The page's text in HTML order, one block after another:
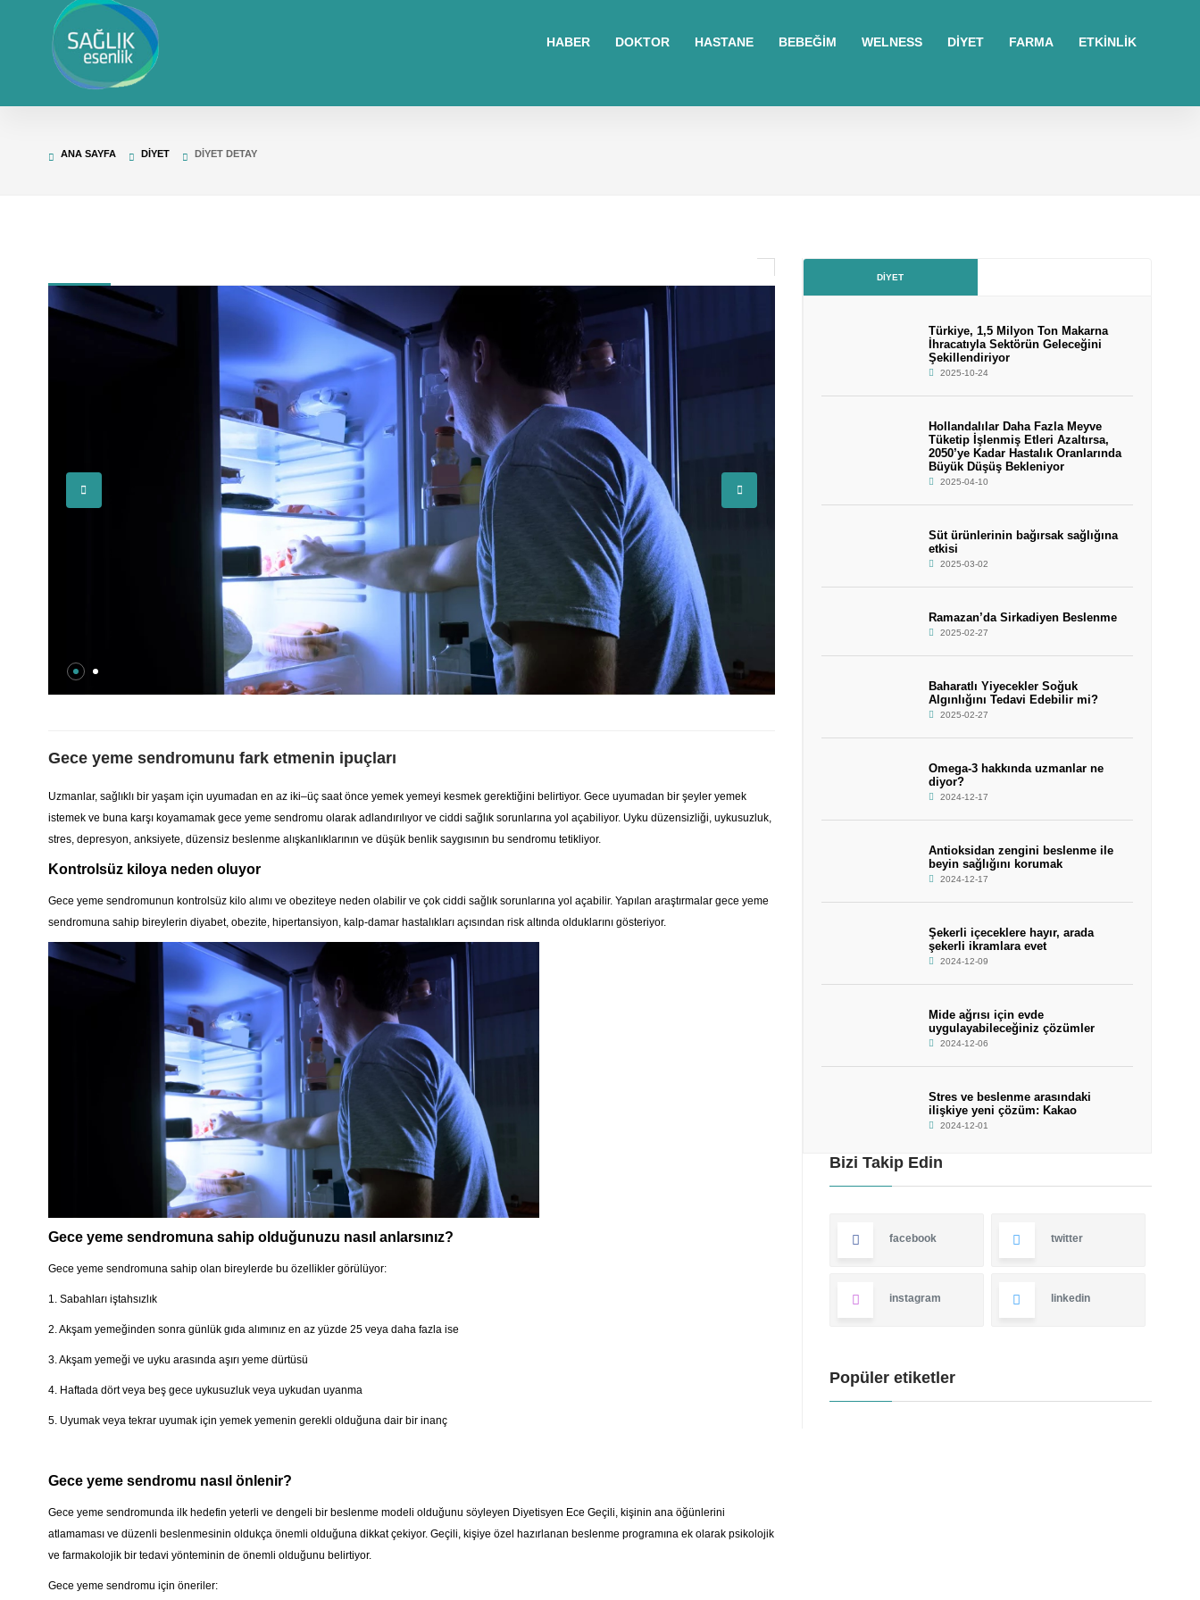
HABER DOKTOR HASTANE BEBEĞİM WELNESS DİYET FARMA ETKİNLİK
ANA SAYFA DIYET DIYET DETAY
Gece yeme sendromunu fark etmenin ipuçları
Uzmanlar, sağlıklı bir yaşam için uyumadan en az iki–üç saat önce yemek yemeyi kesmek gerektiğini belirtiyor. Gece uyumadan bir şeyler yemek
istemek ve buna karşı koyamamak gece yeme sendromu olarak adlandırılıyor ve ciddi sağlık sorunlarına yol açabiliyor. Uyku düzensizliği, uykusuzluk,
stres, depresyon, anksiyete, düzensiz beslenme alışkanlıklarının ve düşük benlik saygısının bu sendromu tetikliyor.
Kontrolsüz kiloya neden oluyor
Gece yeme sendromunun kontrolsüz kilo alımı ve obeziteye neden olabilir ve çok ciddi sağlık sorunlarına yol açabilir. Yapılan araştırmalar gece yeme
sendromuna sahip bireylerin diyabet, obezite, hipertansiyon, kalp-damar hastalıkları açısından risk altında olduklarını gösteriyor.
Gece yeme sendromuna sahip olduğunuzu nasıl anlarsınız?
Gece yeme sendromuna sahip olan bireylerde bu özellikler görülüyor:
1. Sabahları iştahsızlık
2. Akşam yemeğinden sonra günlük gıda alımınız en az yüzde 25 veya daha fazla ise
3. Akşam yemeği ve uyku arasında aşırı yeme dürtüsü
4. Haftada dört veya beş gece uykusuzluk veya uykudan uyanma
5. Uyumak veya tekrar uyumak için yemek yemenin gerekli olduğuna dair bir inanç
Gece yeme sendromu nasıl önlenir?
Gece yeme sendromunda ilk hedefin yeterli ve dengeli bir beslenme modeli olduğunu söyleyen Diyetisyen Ece Geçili, kişinin ana öğünlerini
atlamaması ve düzenli beslenmesinin oldukça önemli olduğuna dikkat çekiyor. Geçili, kişiye özel hazırlanan beslenme programına ek olarak psikolojik
ve farmakolojik bir tedavi yönteminin de önemli olduğunu belirtiyor.
Gece yeme sendromu için öneriler:
DIYET
Türkiye, 1,5 Milyon Ton Makarna
İhracatıyla Sektörün Geleceğini
Şekillendiriyor
2025-10-24
Hollandalılar Daha Fazla Meyve
Tüketip İşlenmiş Etleri Azaltırsa,
2050’ye Kadar Hastalık Oranlarında
Büyük Düşüş Bekleniyor
2025-04-10
Süt ürünlerinin bağırsak sağlığına
etkisi
2025-03-02
Ramazan’da Sirkadiyen Beslenme
2025-02-27
Baharatlı Yiyecekler Soğuk
Algınlığını Tedavi Edebilir mi?
2025-02-27
Omega-3 hakkında uzmanlar ne
diyor?
2024-12-17
Antioksidan zengini beslenme ile
beyin sağlığını korumak
2024-12-17
Şekerli içeceklere hayır, arada
şekerli ikramlara evet
2024-12-09
Mide ağrısı için evde
uygulayabileceğiniz çözümler
2024-12-06
Stres ve beslenme arasındaki
ilişkiye yeni çözüm: Kakao
2024-12-01
Bizi Takip Edin
facebook twitter
instagram linkedin
Popüler etiketler
sohbetler
sohbet